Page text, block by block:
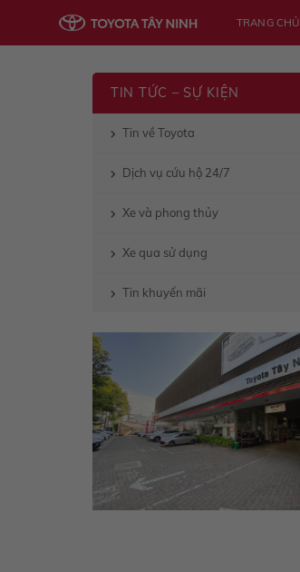
TRANG CHỦ
TIN TỨC – SỰ KIỆN
Tin về Toyota
Dịch vụ cứu hộ 24/7
Xe và phong thủy
Xe qua sử dụng
Tin khuyến mãi